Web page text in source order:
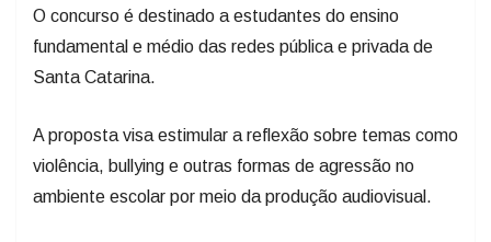
O concurso é destinado a estudantes do ensino
fundamental e médio das redes pública e privada de
Santa Catarina.
A proposta visa estimular a reflexão sobre temas como
violência, bullying e outras formas de agressão no
ambiente escolar por meio da produção audiovisual.